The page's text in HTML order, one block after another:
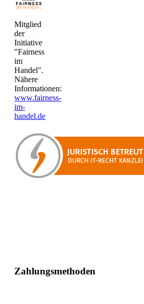
Mitglied
der
Initiative
"Fairness
im
Handel".
Nähere
Informationen:
www.fairness-
im-
handel.de
Zahlungsmethoden